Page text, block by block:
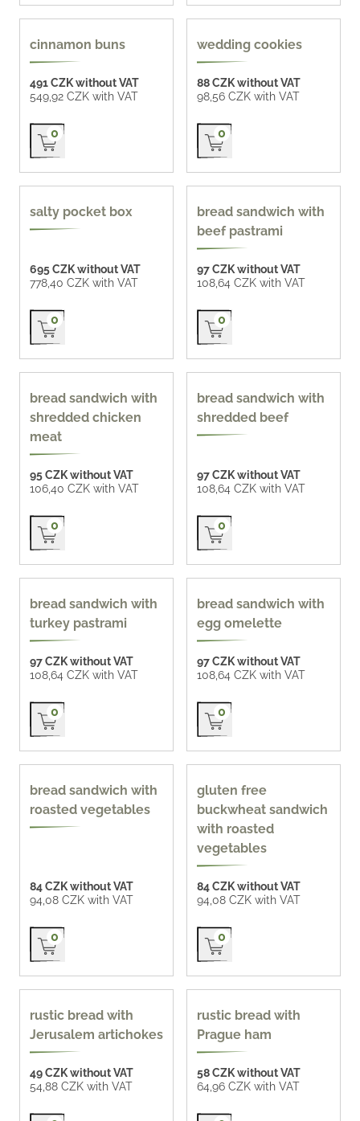
cinnamon buns
491 CZK without VAT
549,92 CZK with VAT
Přidat do košíku
0
wedding cookies
88 CZK without VAT
98,56 CZK with VAT
Přidat do košíku
0
new
salty pocket box
695 CZK without VAT
778,40 CZK with VAT
Přidat do košíku
0
bread sandwich with
beef pastrami
97 CZK without VAT
108,64 CZK with VAT
Přidat do košíku
0
bread sandwich with
shredded chicken
meat
95 CZK without VAT
106,40 CZK with VAT
Přidat do košíku
0
bread sandwich with
shredded beef
97 CZK without VAT
108,64 CZK with VAT
Přidat do košíku
0
bread sandwich with
turkey pastrami
97 CZK without VAT
108,64 CZK with VAT
Přidat do košíku
0
bread sandwich with
egg omelette
97 CZK without VAT
108,64 CZK with VAT
Přidat do košíku
0
bread sandwich with
roasted vegetables
84 CZK without VAT
94,08 CZK with VAT
Přidat do košíku
0
Gluten-free
gluten free
buckwheat sandwich
with roasted
vegetables
84 CZK without VAT
94,08 CZK with VAT
Přidat do košíku
0
90 g
rustic bread with
Jerusalem artichokes
49 CZK without VAT
54,88 CZK with VAT
90 g
rustic bread with
Prague ham
58 CZK without VAT
64,96 CZK with VAT